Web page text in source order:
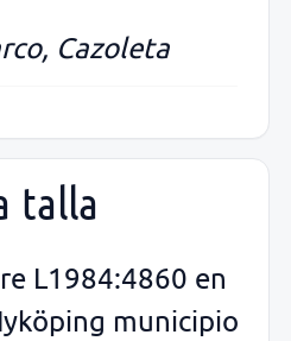
Cazoleta
talla
L1984:4860 en
municipio